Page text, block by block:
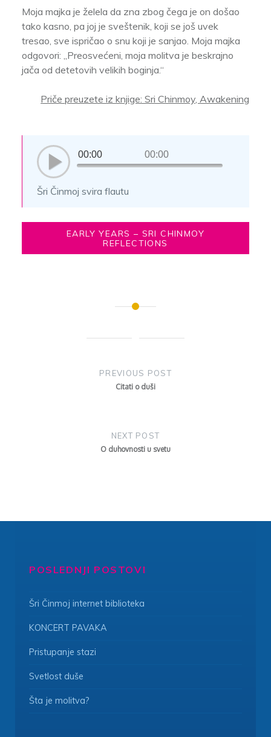
Moja majka je želela da zna zbog čega je on došao
tako kasno, pa joj je sveštenik, koji se još uvek
tresao, sve ispričao o snu koji je sanjao. Moja majka
odgovori: „Preosvećeni, moja molitva je beskrajno
jača od detetovih velikih boginja.“
Priče preuzete iz knjige: Sri Chinmoy, Awakening
00:00 00:00
Šri Činmoj svira flautu
EARLY YEARS – SRI CHINMOY
REFLECTIONS
PREVIOUS POST
Citati o duši
NEXT POST
O duhovnosti u svetu
POSLEDNJI POSTOVI
Šri Činmoj internet biblioteka
KONCERT PAVAKA
Pristupanje stazi
Svetlost duše
Šta je molitva?